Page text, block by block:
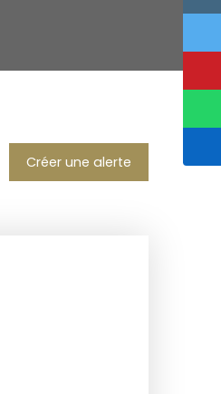
Créer une alerte